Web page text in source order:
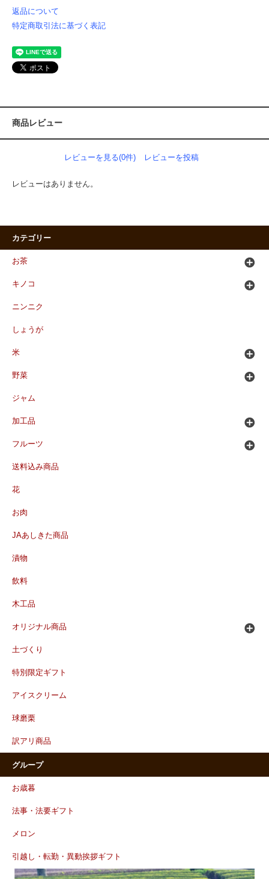
返品について
特定商取引法に基づく表記
商品レビュー
レビューを見る(0件) レビューを投稿
レビューはありません。
カテゴリー
お茶
キノコ
ニンニク
しょうが
米
野菜
ジャム
加工品
フルーツ
送料込み商品
花
お肉
JAあしきた商品
漬物
飲料
木工品
オリジナル商品
土づくり
特別限定ギフト
アイスクリーム
球磨栗
訳アリ商品
グループ
お歳暮
法事・法要ギフト
メロン
引越し・転勤・異動挨拶ギフト